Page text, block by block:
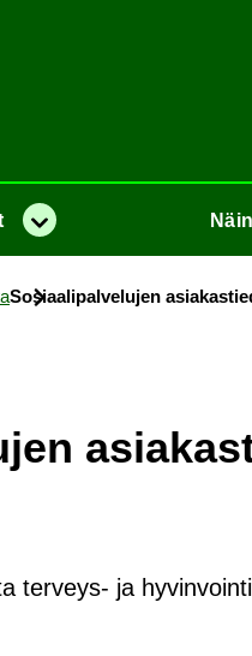
Va­lik­ko Näin
So­si­aa­li­pal­ve­lu­jen
terveys-​ ja